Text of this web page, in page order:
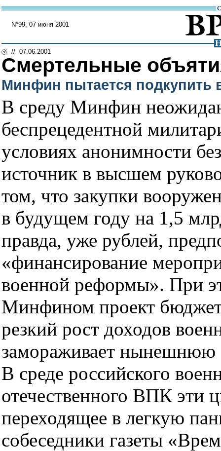
N°99, 07 июня 2001
// 07.06.2001
Смертельные
Минфин пытается подкупить
В среду Минфин
беспрецедентной
условиях анонимности
источник в высшем
том, что закупки
в будущем году на 1,5
правда, уже рублей,
«финансирование
военной реформы». При
Минфином проект
резкий рост доходов
замораживает нынешнюю
В среде российского
отечественного ВПК эти
переходящее в легкую
собеседники газеты